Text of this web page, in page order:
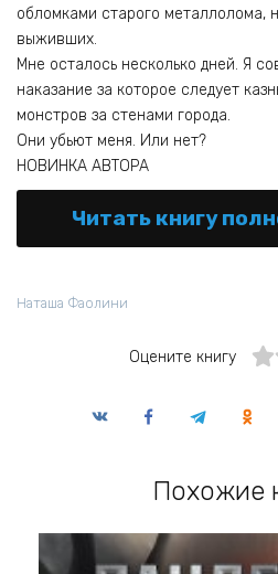
обломками старого металлолома,
выживших.
Мне осталось несколько дней. Я
наказание за которое следует
монстров за стенами города.
Они убьют меня. Или нет?
НОВИНКА АВТОРА
Читать книгу
Наташа Фаолини
Оцените книгу
Похожие